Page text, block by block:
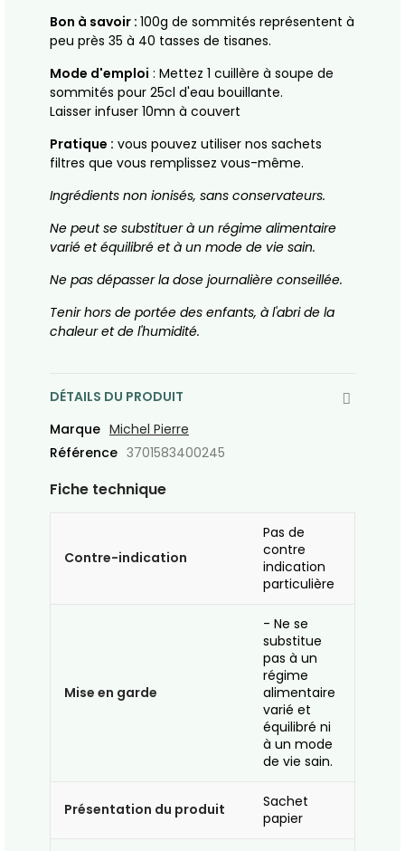
Bon à savoir : 100g de sommités représentent à
peu près 35 à 40 tasses de tisanes.
Mode d'emploi : Mettez 1 cuillère à soupe de
sommités pour 25cl d'eau bouillante.
Laisser infuser 10mn à couvert
Pratique : vous pouvez utiliser nos sachets
filtres que vous remplissez vous-même.
Ingrédients non ionisés, sans conservateurs.
Ne peut se substituer à un régime alimentaire
varié et équilibré et à un mode de vie sain.
Ne pas dépasser la dose journalière conseillée.
Tenir hors de portée des enfants, à l'abri de la
chaleur et de l'humidité.
DÉTAILS DU PRODUIT
Marque Michel Pierre
Référence 3701583400245
Fiche technique
Contre-indication
Pas de
contre
indication
particulière
Mise en garde
- Ne se
substitue
pas à un
régime
alimentaire
varié et
équilibré ni
à un mode
de vie sain.
Présentation du produit
Sachet
papier